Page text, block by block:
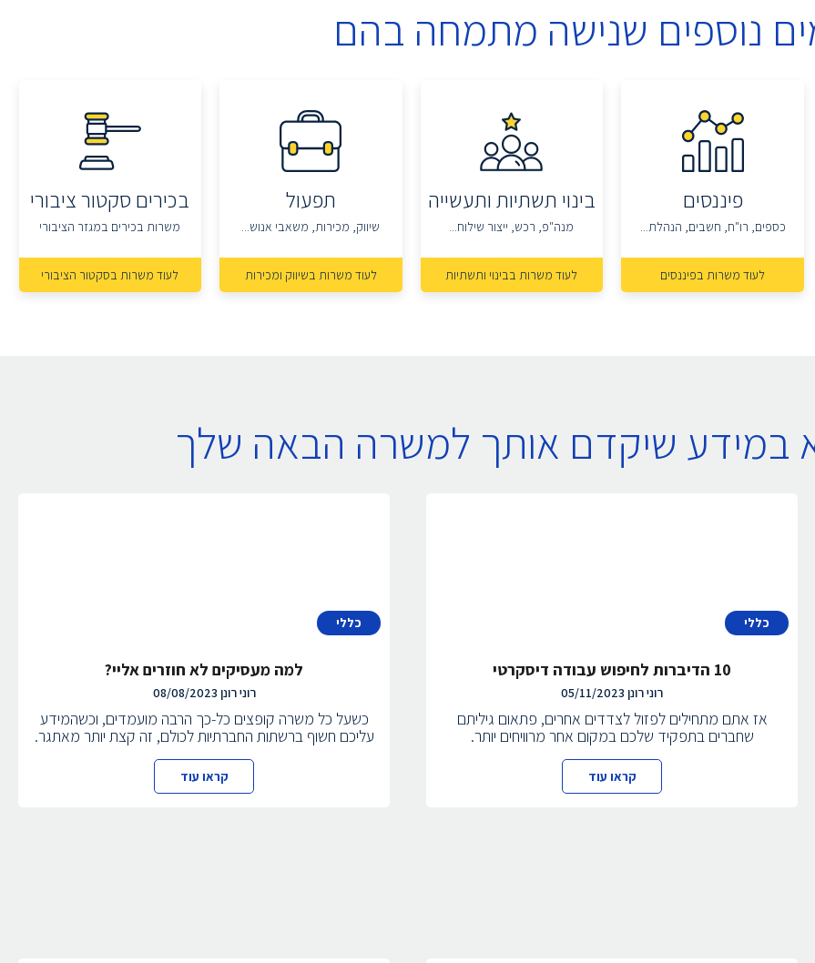
נוספים שנישה מתמחה בהם
פיננסים
כספים, רו"ח, חשבים, הנהלת...
לעוד משרות בפיננסים
בינוי תשתיות ותעשייה
מנה"פ, רכש, ייצור שילוח...
לעוד משרות בבינוי ותשתיות
תפעול
שיווק, מכירות, משאבי אנוש...
לעוד משרות בשיווק ומכירות
בכירים סקטור ציבורי
משרות בכירים במגזר הציבורי
לעוד משרות בסקטור הציבורי
במידע שיקדם אותך למשרה הבאה שלך
כללי
10 הדיברות לחיפוש עבודה דיסקרטי
רוני רונן05/11/2023
אז אתם מתחילים לפזול לצדדים אחרים, פתאום גיליתם
שחברים בתפקיד שלכם במקום אחר מרוויחים יותר.
קראו עוד
כללי
למה מעסיקים לא חוזרים אליי?
רוני רונן08/08/2023
כשעל כל משרה קופצים כל-כך הרבה מועמדים, וכשהמידע
עליכם חשוף ברשתות החברתיות לכולם, זה קצת יותר מאתגר.
קראו עוד